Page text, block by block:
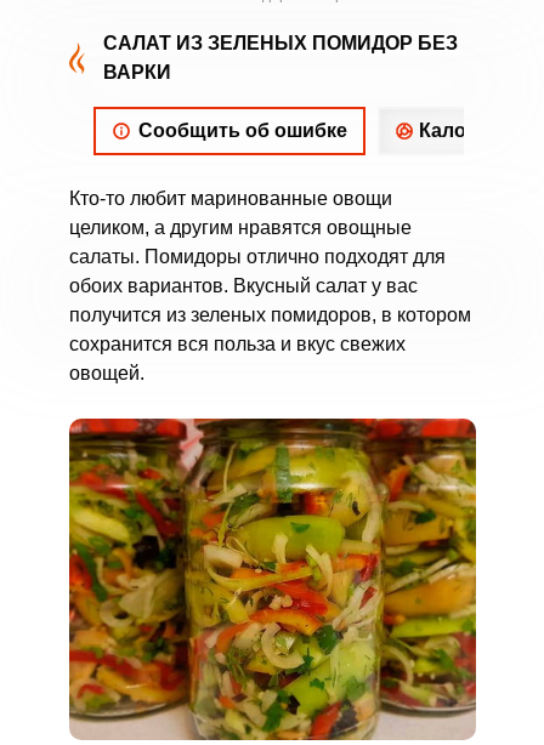
САЛАТ ИЗ ЗЕЛЕНЫХ ПОМИДОР БЕЗ
ВАРКИ
Сообщить об ошибке
Кто-то любит маринованные овощи
целиком, а другим нравятся овощные
салаты. Помидоры отлично подходят для
обоих вариантов. Вкусный салат у вас
получится из зеленых помидоров, в котором
сохранится вся польза и вкус свежих
овощей.